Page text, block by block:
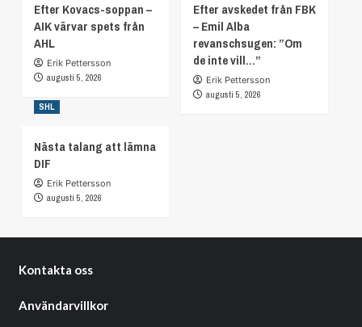
Efter Kovacs-soppan –
AIK värvar spets från
AHL
Erik Pettersson
augusti 5, 2026
Efter avskedet från FBK
– Emil Alba
revanschsugen: ”Om
de inte vill…”
Erik Pettersson
augusti 5, 2026
SHL
Nästa talang att lämna
DIF
Erik Pettersson
augusti 5, 2026
Kontakta oss
Användarvillkor